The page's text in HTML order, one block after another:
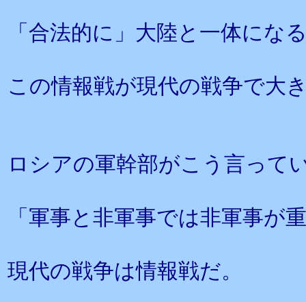
「合法的に」大陸と一体にな
この情報戦が現代の戦争で大
ロシアの軍幹部がこう言って
「軍事と非軍事では非軍事が
現代の戦争は情報戦だ。